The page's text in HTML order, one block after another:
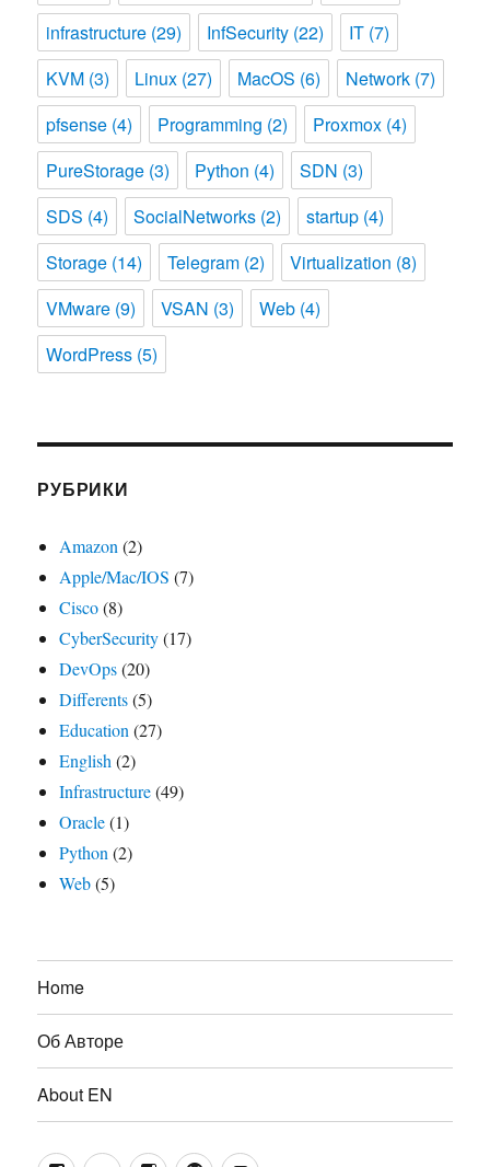
infrastructure (29) InfSecurity (22) IT (7)
KVM (3) Linux (27) MacOS (6) Network (7)
pfsense (4) Programming (2) Proxmox (4)
PureStorage (3) Python (4) SDN (3)
SDS (4) SocialNetworks (2) startup (4)
Storage (14) Telegram (2) Virtualization (8)
VMware (9) VSAN (3) Web (4)
WordPress (5)
РУБРИКИ
Amazon (2)
Apple/Mac/IOS (7)
Cisco(8)
CyberSecurity(17)
DevOps(20)
Differents(5)
Education (27)
English (2)
Infrastructure(49)
Oracle(1)
Python (2)
Web(5)
Home
Об Авторе
About EN